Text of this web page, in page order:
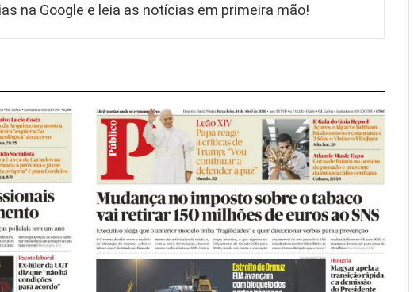
na Google e leia as notícias em primeira mão!